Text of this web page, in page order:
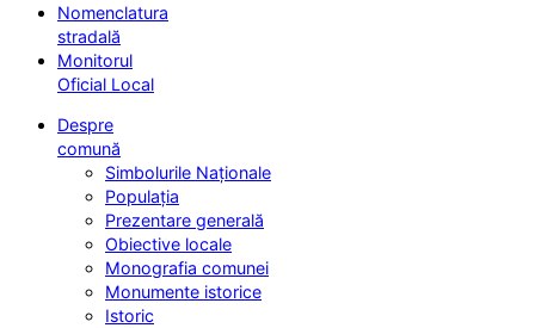
Nomenclatura
stradală
Monitorul
Oficial Local
Despre
comună
Simbolurile Naționale
Populația
Prezentare generală
Obiective locale
Monografia comunei
Monumente istorice
Istoric